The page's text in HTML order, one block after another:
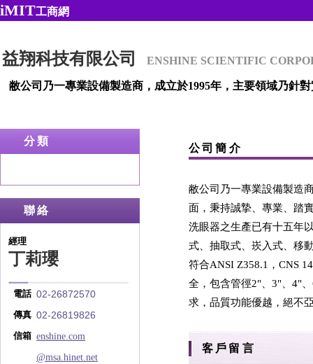
iMIT工商網
益翔科技有限公司 ENSHINE SCIENTIFIC
敝公司乃一專業設備製造商，成立於1995年，主要領域乃針
分類
聯絡
經理
丁莉瓔
電話 02-26872570
傳真 02-26819826
信箱 enshine.com
@msa.hinet.net
公司簡介
敝公司乃一專業設備製造
面，秉持誠摯、專業、
洗眼器之生產已有十五年
式、抽取式、崁入式、移
符合ANSI Z358.1，CNS
全，包含管徑2"、3"、4"
求，品質功能優越，絕不
客戶留言